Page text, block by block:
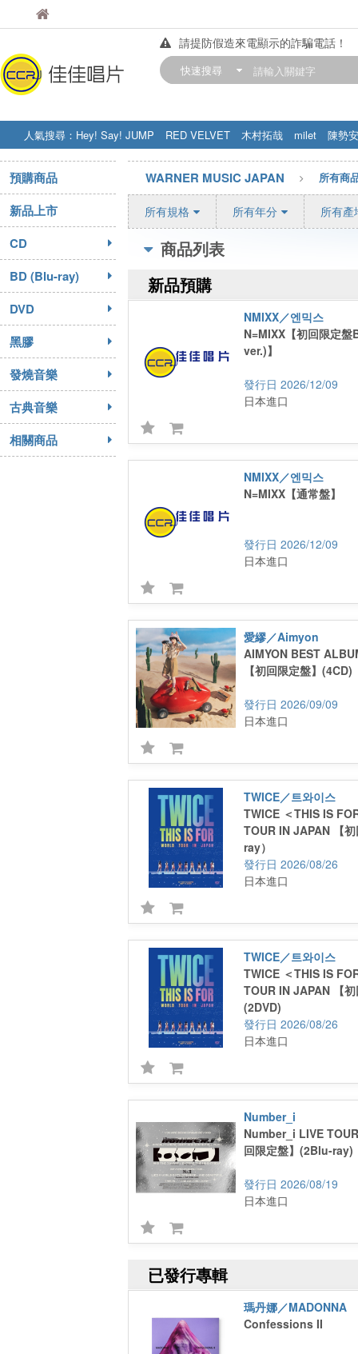
佳佳唱片
請提防假造來電顯示的詐騙電話！
【中華門市營業時間調整公告】
快速搜尋
人氣搜尋： Hey! Say! JUMP RED VELVET 木村拓哉 milet
陳勢安
STRAY KIDS
盧廣仲 周杰伦
預購商品
新品上市
CD
BD (Blu-ray)
DVD
黑膠
發燒音樂
古典音樂
相關商品
WARNER MUSIC JAPAN 所有商
所有規格 所有年分 所有產
商品列表
新品預購
NMIXX／엔믹스
N=MIXX【初回限定
ver.)】
2026/12/09
日本進口
NMIXX／엔믹스
N=MIXX【通常盤】
2026/12/09
日本進口
愛繆／Aimyon
AIMYON BEST
【初回限定盤】(4CD)
2026/09/09
日本進口
TWICE／트와이스
TWICE ＜THIS IS
TOUR IN JAPAN 【
ray）
2026/08/26
日本進口
TWICE／트와이스
TWICE ＜THIS IS
TOUR IN JAPAN 【
(2DVD)
2026/08/26
日本進口
Number_i
Number_i LIVE
回限定盤】(2Blu-ray)
2026/08/19
日本進口
已發行專輯
瑪丹娜／MADONNA
Confessions II